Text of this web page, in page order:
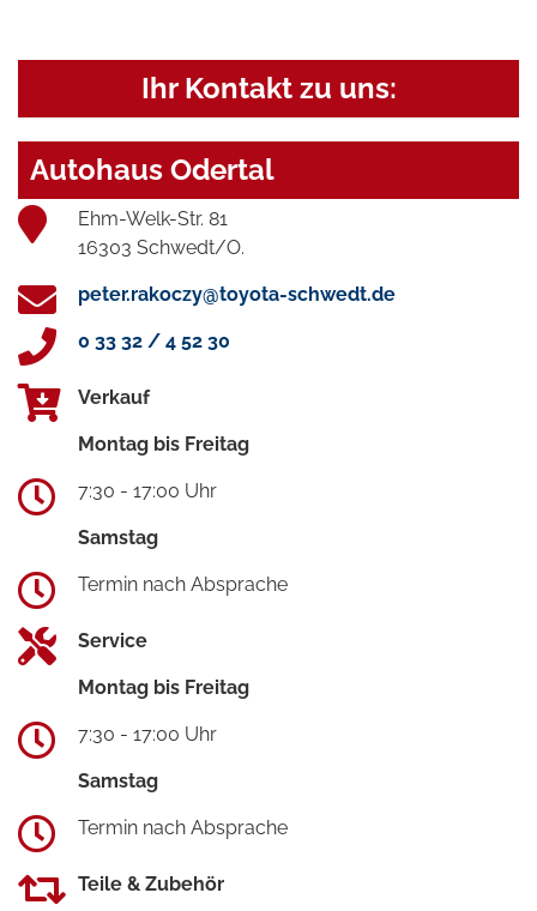
Ihr Kontakt zu uns:
Autohaus Odertal
Ehm-Welk-Str. 81
16303 Schwedt/O.
peter.rakoczy@toyota-schwedt.de
0 33 32 / 4 52 30
Verkauf
Montag bis Freitag
7:30 - 17:00 Uhr
Samstag
Termin nach Absprache
Service
Montag bis Freitag
7:30 - 17:00 Uhr
Samstag
Termin nach Absprache
Teile & Zubehör